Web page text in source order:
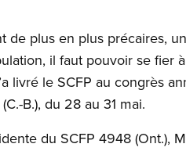
de plus en plus précaires,
il faut pouvoir se fier
livré le SCFP au congrès
B.), du 28 au 31 mai.
du SCFP 4948 (Ont.),